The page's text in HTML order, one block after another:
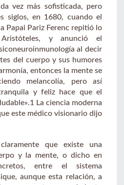
vez más sofisticada, pero
siglos, en 1680, cuando el
Papai Pariz Ferenc repitió lo
y anunció el
al decir
del cuerpo y sus humores
entonces la mente se
melancolía, pero así
y feliz hace que el
La ciencia moderna
este médico visionario dijo
que existe una
y la mente, o dicho en
entre el sistema
aunque esta relación, a